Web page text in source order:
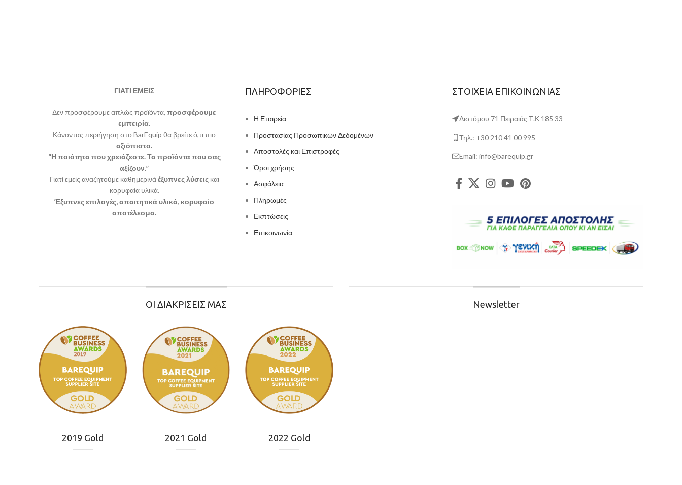
ΓΙΑΤΙ ΕΜΕΙΣ
Δεν προσφέρουμε απλώς προϊόντα,προσφέρουμε
εμπειρία.
Κάνοντας περιήγηση στο BarEquip θα βρείτε ό,τι πιο
αξιόπιστο.
“Η ποιότητα που χρειάζεστε. Τα προϊόντα που σας
αξίζουν.”
Γιατί εμείς αναζητούμε καθημερινάέξυπνες λύσειςκαι
κορυφαία υλικά.
Έξυπνες επιλογές, απαιτητικά υλικά, κορυφαίο
αποτέλεσμα.
ΠΛΗΡΟΦΟΡΙΕΣ
Η Εταιρεία
Προστασίας Προσωπικών Δεδομένων
Αποστολές και Επιστροφές
Όροι χρήσης
Ασφάλεια
Πληρωμές
Εκπτώσεις
Επικοινωνία
ΣΤΟΙΧΕΙΑ ΕΠΙΚΟΙΝΩΝΙΑΣ
Διστόμου 71 Πειραιάς Τ.Κ 185 33
Τηλ.: +30 210 41 00 995
Email: info@barequip.gr
ΟΙ ΔΙΑΚΡΙΣΕΙΣ ΜΑΣ
2019 Gold 2021 Gold 2022 Gold
Newsletter